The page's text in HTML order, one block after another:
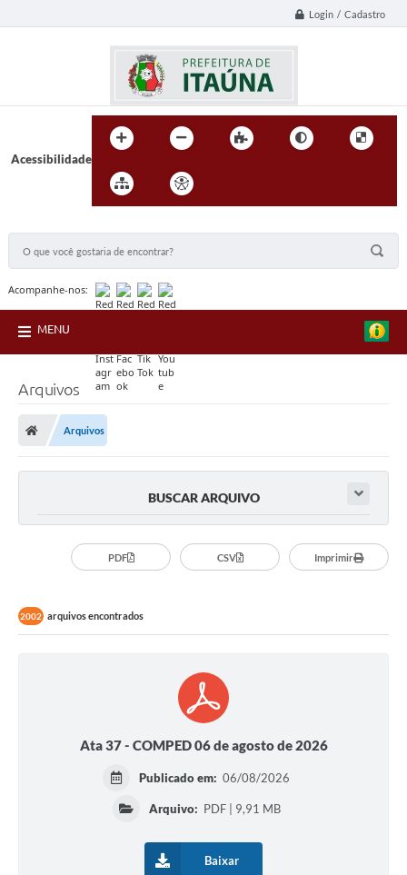
Login / Cadastro
Acessibilidade
Acompanhe-nos:
MENU
Arquivos
Arquivos
BUSCAR ARQUIVO
PDF CSV Imprimir
2002 arquivos encontrados
Ata 37 - COMPED 06 de agosto de 2026
Publicado em: 06/08/2026
Arquivo: PDF | 9,91 MB
Baixar